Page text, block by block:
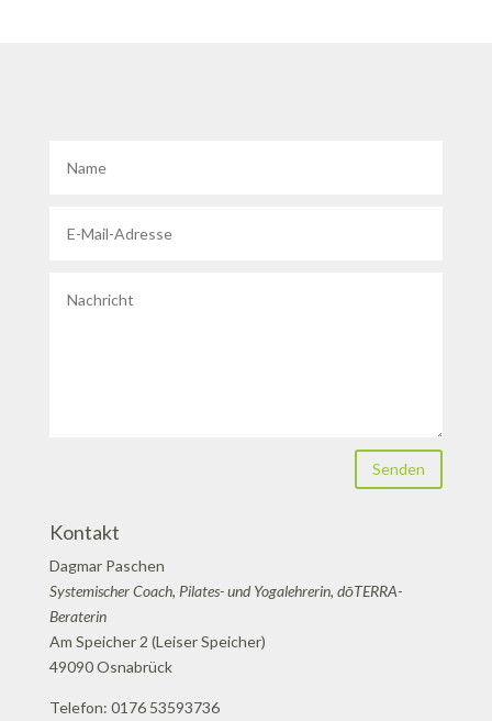
Senden
Kontakt
Dagmar Paschen
Systemischer Coach, Pilates- und Yogalehrerin, dōTERRA-
Beraterin
Am Speicher 2 (Leiser Speicher)
49090 Osnabrück
Telefon: 0176 53593736